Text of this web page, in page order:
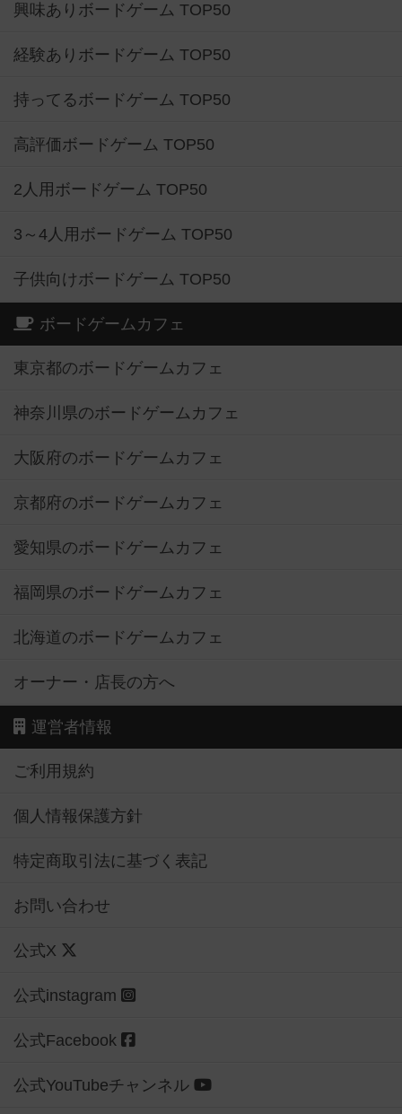
興味ありボードゲーム TOP50
経験ありボードゲーム TOP50
持ってるボードゲーム TOP50
高評価ボードゲーム TOP50
2人用ボードゲーム TOP50
3～4人用ボードゲーム TOP50
子供向けボードゲーム TOP50
ボードゲームカフェ
東京都のボードゲームカフェ
神奈川県のボードゲームカフェ
大阪府のボードゲームカフェ
京都府のボードゲームカフェ
愛知県のボードゲームカフェ
福岡県のボードゲームカフェ
北海道のボードゲームカフェ
オーナー・店長の方へ
運営者情報
ご利用規約
個人情報保護方針
特定商取引法に基づく表記
お問い合わせ
公式X
公式instagram
公式Facebook
公式YouTubeチャンネル